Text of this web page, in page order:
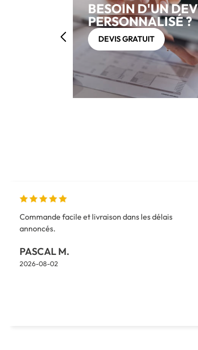
BESOIN D'UN
PERSONNALISÉ ?
DEVIS GRATUIT
Commande facile et livraison dans les délais
annoncés.
PASCAL M.
2026-08-02